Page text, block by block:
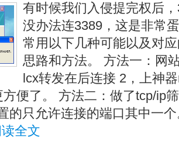
有时候我们入侵提完权后
没办法连3389，这是非常
常用以下几种可能以及对
思路和方法。 方法一：网
lcx转发在后连接 2，上神
便了。 方法二：做了tcp/ip
的只允许连接的端口其中一
全文